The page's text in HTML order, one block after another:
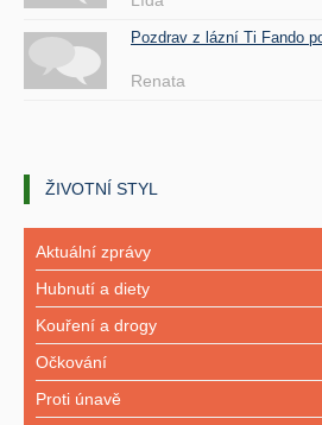
Pozdrav z lázní Ti Fando
Renata
ŽIVOTNÍ STYL
Aktuální zprávy
Hubnutí a diety
Kouření a drogy
Očkování
Proti únavě